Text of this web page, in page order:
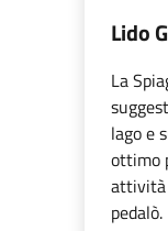
Lido
La
lago e
ottimo
attività
pedalò.